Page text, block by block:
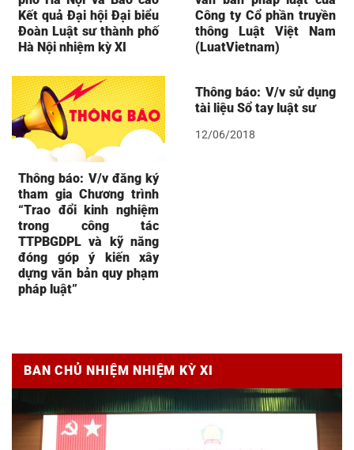
Kết quả Đại hội Đại biểu
Đoàn Luật sư thành phố
Hà Nội nhiệm kỳ XI
Công ty Cổ phần truyền
thông Luật Việt Nam
(LuatVietnam)
Thông báo: V/v đăng ký
tham gia Chương trình
“Trao đổi kinh nghiệm
trong công tác
TTPBGDPL và kỹ năng
đóng góp ý kiến xây
dựng văn bản quy phạm
pháp luật”
Thông báo: V/v sử dụng
tài liệu Sổ tay luật sư
12/06/2018
BAN CHỦ NHIỆM NHIỆM KỲ XI